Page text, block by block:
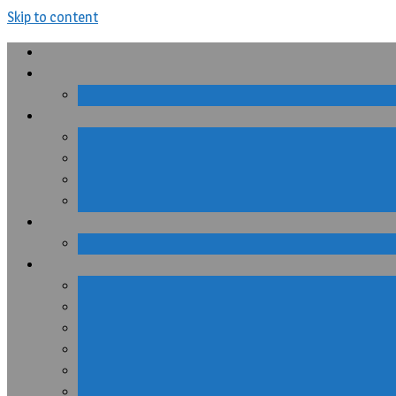
Skip to content